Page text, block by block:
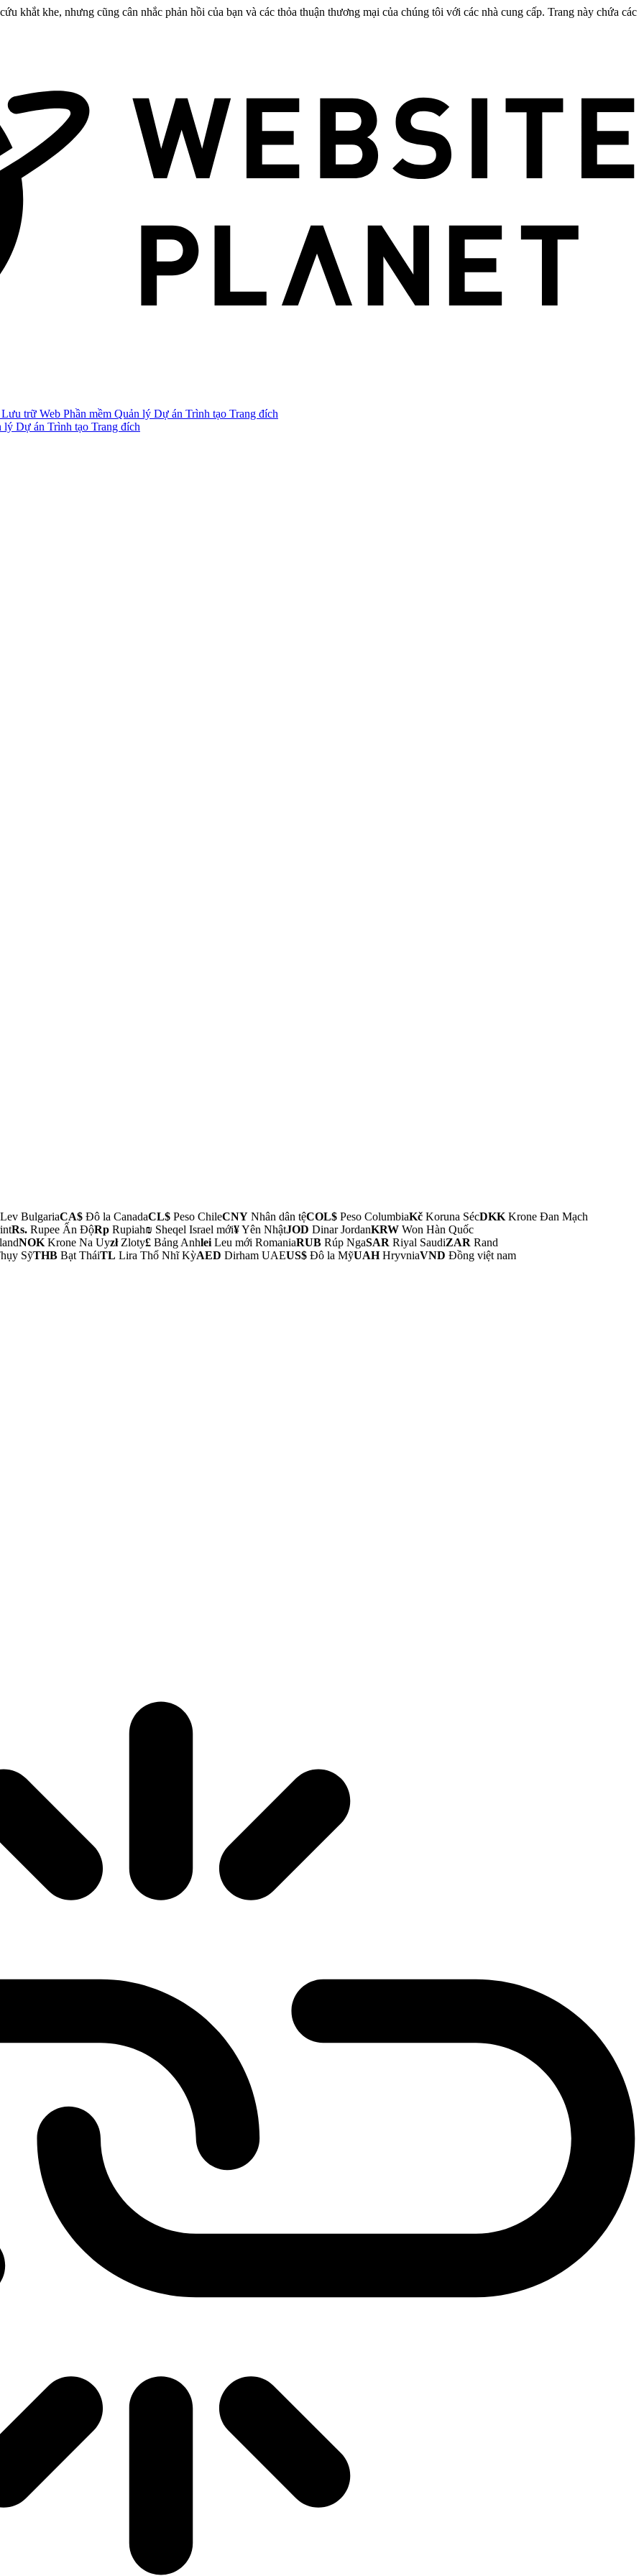
khắt khe, nhưng cũng cân nhắc phản hồi của bạn và các thỏa thuận thương mại của chúng tôi với các nhà cung cấp. Trang này chứa các
trữ Web Phần mềm Quản lý Dự án Trình tạo Trang đích
lý Dự án Trình tạo Trang đích
Lev BulgariaCA$ Đô la CanadaCL$ Peso ChileCNY Nhân dân tệCOL$ Peso ColumbiaKč Koruna SécDKK Krone Đan Mạch
Rs. Rupee Ấn ĐộRp Rupiah₪ Sheqel Israel mới¥Yên NhậtJOD Dinar JordanKRW Won Hàn Quốc
NOK Krone Na UyzłZloty£ Bảng Anhlei Leu mới RomaniaRUB Rúp NgaSAR Riyal SaudiZAR Rand
SỹTHB Bạt TháiTL Lira Thổ Nhĩ KỳAED Dirham UAEUS$ Đô la MỹUAHHryvniaVND Đồng việt nam